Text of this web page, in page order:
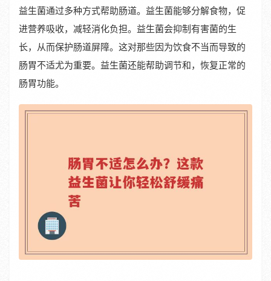
益生菌通过多种方式帮助肠道。益生菌能够分解食物，促
进营养吸收，减轻消化负担。益生菌会抑制有害菌的生
长，从而保护肠道屏障。这对那些因为饮食不当而导致的
肠胃不适尤为重要。益生菌还能帮助调节和，恢复正常的
肠胃功能。